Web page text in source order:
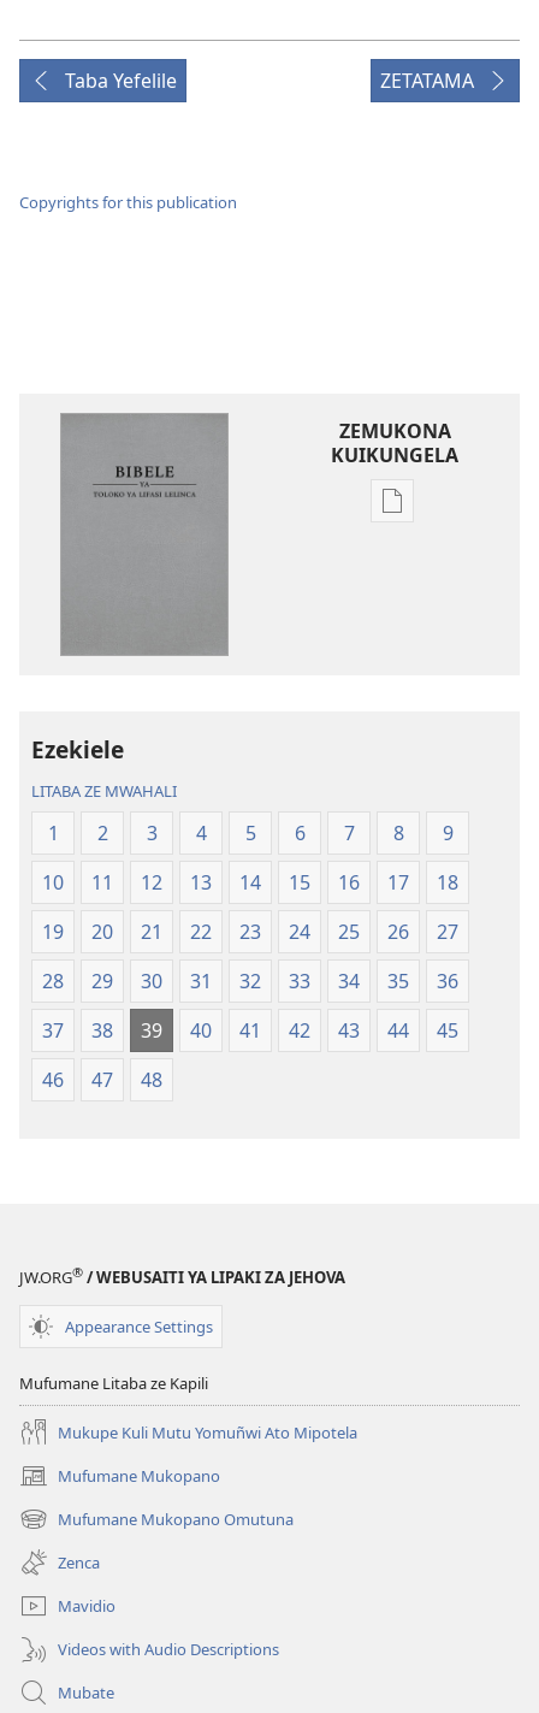
Taba Yefelile ZETATAMA
Copyrights for this publication
ZEMUKONA
KUIKUNGELA
Mukete
Ezekiele
LITABA ZE MWAHALI
1 2 3 4 5 6 7 8
9
10
11 12 13 14 15 16 17
18
19
20 21 22 23 24 25 26
27
28
29 30 31 32 33 34 35
36
37
38 39 40 41 42 43 44
45
46
47 48
JW.ORG® / WEBUSAITI YA LIPAKI ZA JEHOVA
Appearance Settings
Mufumane Litaba ze Kapili
Mukupe Kuli Mutu Yomuñwi Ato Mipotela
Mufumane Mukopano
(opens
new
window)
Mufumane Mukopano Omutuna
(opens
new
window)
Zenca
Mavidio
Videos with Audio Descriptions
Mubate